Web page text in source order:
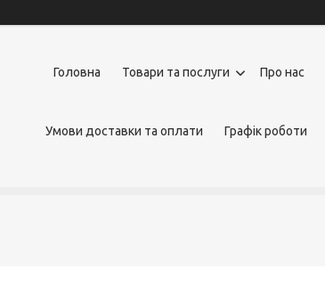
Головна Товари та послуги Про нас
Умови доставки та оплати Графік роботи